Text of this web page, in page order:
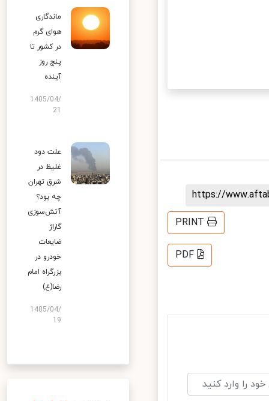
https://
PRINT
PDF
ماندگاری
هوای گرم
در کشور تا
پنج روز
آینده
1405/04/
علت دود
غلیظ در
شرق تهران
چه بود؟
آتش‌سوزی
گاراژ
ضایعات
خودرو در
بزرگراه امام
رضا(ع)
1405/04/
19